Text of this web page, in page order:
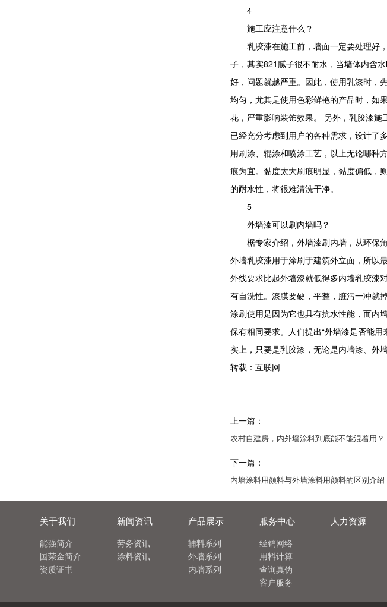
4
施工应注意什么？
乳胶漆在施工前，墙面一定要处理好，
子，其实821腻子很不耐水，当墙体内含
好，问题就越严重。因此，使用乳漆时，
均匀，尤其是使用色彩鲜艳的产品时，如
花，严重影响装饰效果。 另外，乳胶漆施
已经充分考虑到用户的各种需求，设计了
用刷涂、辊涂和喷涂工艺，以上无论哪种
痕为宜。黏度太大刷痕明显，黏度偏低，
的耐水性，将很难清洗干净。
5
外墙漆可以刷内墙吗？
椐专家介绍，外墙漆刷内墙，从环保角
外墙乳胶漆用于涂刷于建筑外立面，所以
外线要求比起外墙漆就低得多内墙乳胶漆
有自洗性。漆膜要硬，平整，脏污一冲就
涂刷使用是因为它也具有抗水性能，而内
保有相同要求。人们提出“外墙漆是否能
实上，只要是乳胶漆，无论是内墙漆、外
转载：互联网
上一篇：
农村自建房，内外墙涂料到底能不能混着用？
下一篇：
内墙涂料用颜料与外墙涂料用颜料的区别介绍
关于我们
能强简介
国荣金简介
资质证书
新闻资讯
劳务资讯
涂料资讯
产品展示
辅料系列
外墙系列
内墙系列
服务中心
经销网络
用料计算
查询真伪
客户服务
人力资源